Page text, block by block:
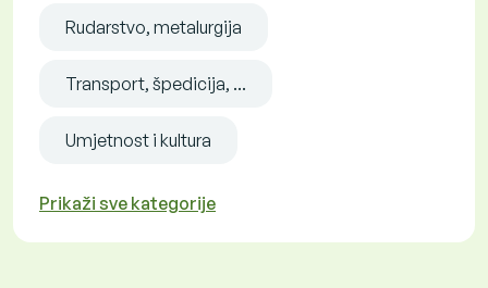
Rudarstvo, metalurgija
Transport, špedicija, ...
Umjetnost i kultura
Prikaži sve kategorije